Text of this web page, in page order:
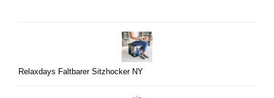
Relaxdays Faltbarer Sitzhocker NY